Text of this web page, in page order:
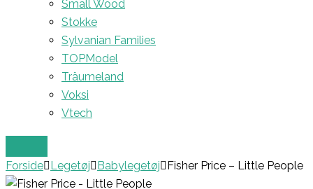
Small Wood
Stokke
Sylvanian Families
TOPModel
Träumeland
Voksi
Vtech
Forside Legetøj Babylegetøj Fisher Price – Little People